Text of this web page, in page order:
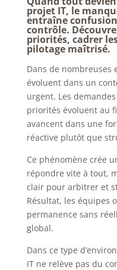
projet IT, le
entraîne
contrôle.
priorités, cadrer
pilotage maîtrisé.
Dans de nombreuses
évoluent dans un
urgent. Les
priorités évoluent au
avancent dans une
réactive plutôt que
Ce phénomène crée
répondre vite à tout,
clair pour arbitrer et
Résultat, les équipes
permanence sans
global.
Dans ce type
IT ne relève pas du